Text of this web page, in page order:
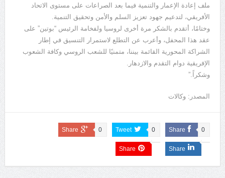
ملف إعادة الإعمار والتنمية فيما بعد الصراعات على مستوى الاتحاد
الأفريقي، لتدعيم جهود تعزيز السلم والأمن وتحقيق التنمية.
وختامًا، أتقدم بالشكر مرة أخرى لروسيا ولفخامة الرئيس “بوتين” على
عقد هذا المحفل، وأعرب عن التطلع لاستمرار التنسيق في إطار
الشراكة المحورية القائمة بيننا، متمنيًا للشعب الروسي وكافة الشعوب
الإفريقية دوام التقدم والازدهار.
وشكراً.”
المصدر: وكالات
Share 0
Tweet 0
Share 0
Share
Share